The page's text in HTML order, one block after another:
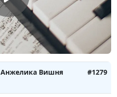
Анжелика Вишня #1281
Анжелика Вишня #1280
Анжелика Вишня #1279